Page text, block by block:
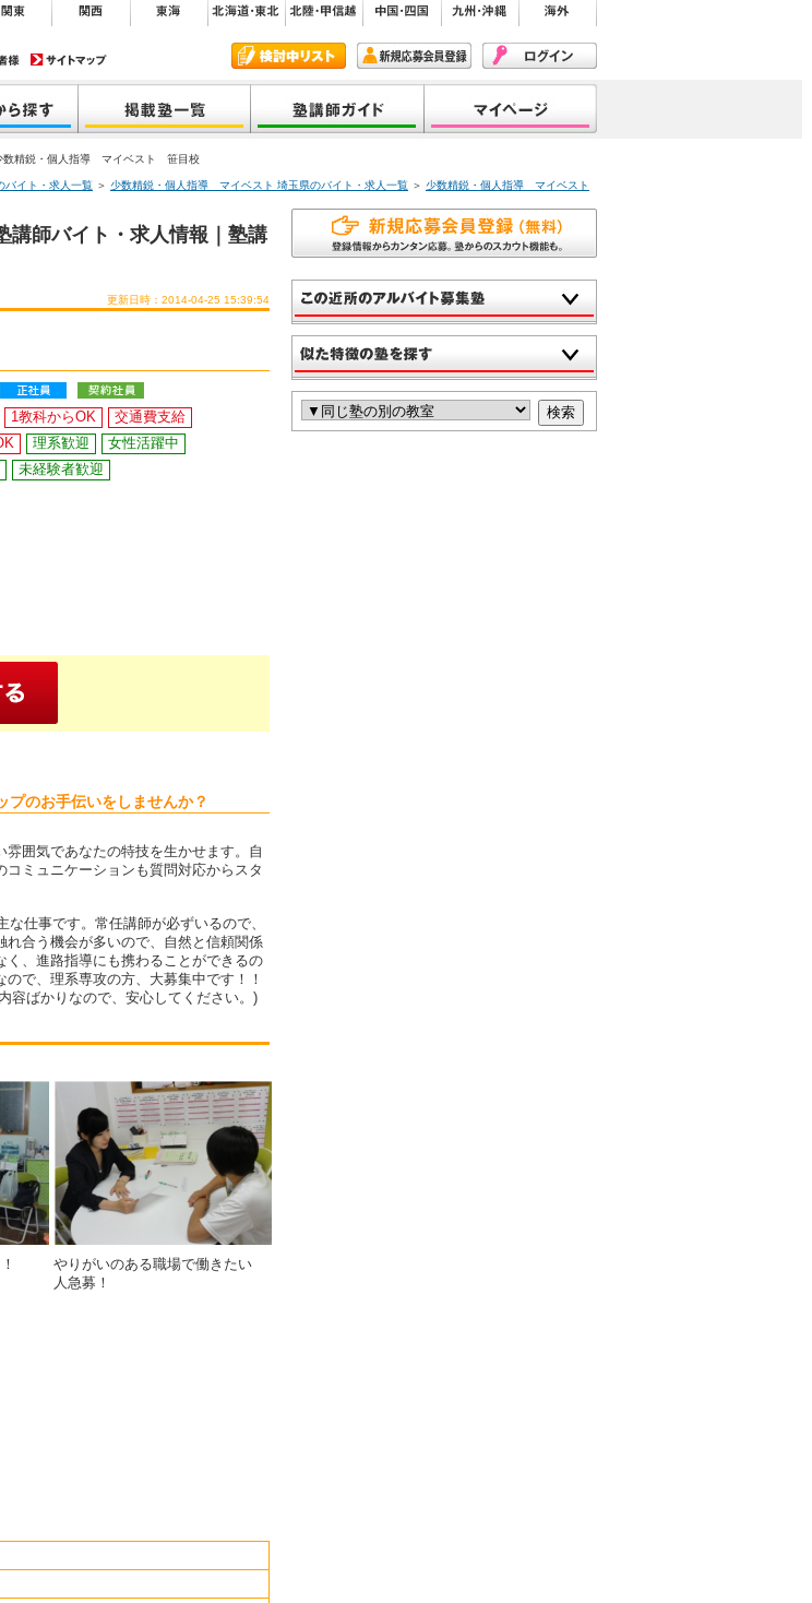
数精鋭・個人指導 マイベスト 笹目校
イト・求人一覧 ＞ 少数精鋭・個人指導 マイベスト 埼玉県のバイト・求人一覧 ＞ 少数精鋭・個人指導 マイベスト
師バイト・求人情報｜塾講
更新日時：2014-04-25 15:39:54
1教科からOK
交通費支給
理系歓迎
女性活躍中
未経験者歓迎
プのお手伝いをしませんか？
囲気であなたの特技を生かせます。自
ミュニケーションも質問対応からスタ
仕事です。常任講師が必ずいるので、
合う機会が多いので、自然と信頼関係
、進路指導にも携わることができるの
で、理系専攻の方、大募集中です！！
容ばかりなので、安心してください。)
やりがいのある職場で働きたい
人急募！